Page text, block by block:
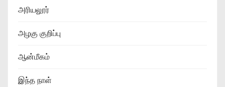
அரியலூர்
அழகு குறிப்பு
ஆன்மீகம்
இந்த நாள்